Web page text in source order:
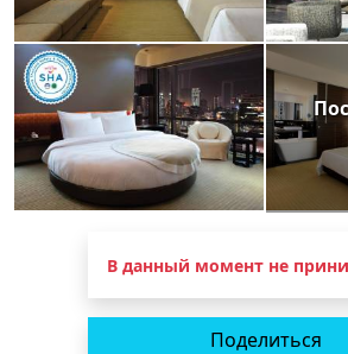
В данный момент не
Поделиться